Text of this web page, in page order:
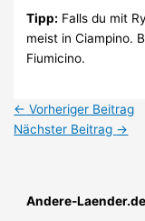
Tipp: Falls du mit
meist in Ciampino.
Fiumicino.
← Vorheriger Beitrag
Nächster Beitrag →
Andere-